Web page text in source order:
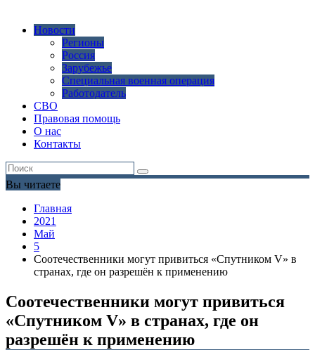
Новости
Регионы
Россия
Зарубежье
Специальная военная операция
Работодатель
СВО
Правовая помощь
О нас
Контакты
Вы читаете
Главная
2021
Май
5
Соотечественники могут привиться «Спутником V» в
странах, где он разрешён к применению
Соотечественники могут привиться
«Спутником V» в странах, где он
разрешён к применению